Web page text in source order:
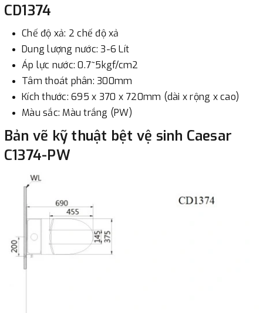
CD1374
Chế độ xả: 2 chế độ xả
Dung lượng nước: 3-6 Lít
Áp lực nước: 0.7~5kgf/cm2
Tâm thoát phân: 300mm
Kích thước: 695 x 370 x 720mm (dài x rộng x cao)
Màu sắc: Màu trắng (PW)
Bản vẽ kỹ thuật bệt vệ sinh Caesar
C1374-PW